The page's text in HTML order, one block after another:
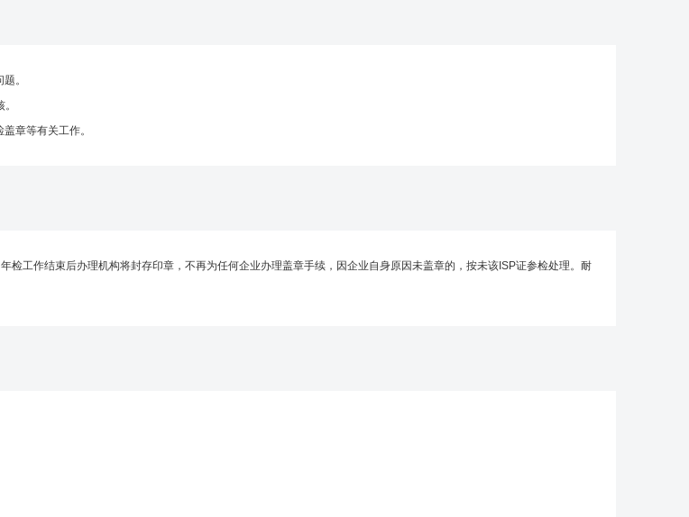
。
章等有关工作。
工作结束后办理机构将封存印章，不再为任何企业办理盖章手续，因企业自身原因未盖章的，按未该ISP证参检处理。耐